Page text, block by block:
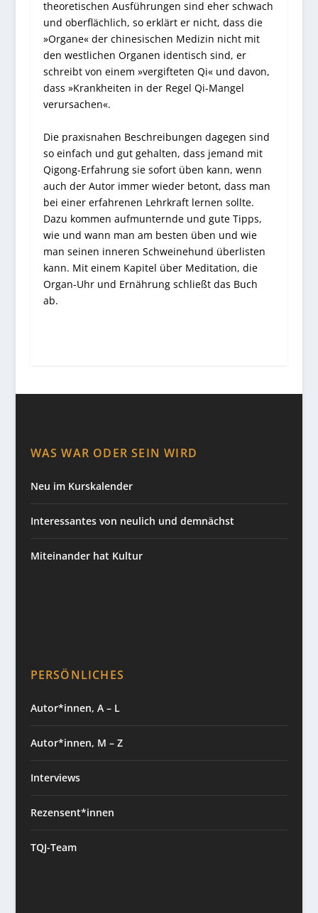
theoretischen Ausführungen sind eher schwach
und oberflächlich, so erklärt er nicht, dass die
»Organe« der chinesischen Medizin nicht mit
den westlichen Organen identisch sind, er
schreibt von einem »vergifteten Qi« und davon,
dass »Krankheiten in der Regel Qi-Mangel
verursachen«.
Die praxisnahen Beschreibungen dagegen sind
so einfach und gut gehalten, dass jemand mit
Qigong-Erfahrung sie sofort üben kann, wenn
auch der Autor immer wieder betont, dass man
bei einer erfahrenen Lehrkraft lernen sollte.
Dazu kommen aufmunternde und gute Tipps,
wie und wann man am besten üben und wie
man seinen inneren Schweinehund überlisten
kann. Mit einem Kapitel über Meditation, die
Organ-Uhr und Ernährung schließt das Buch
ab.
WAS WAR ODER SEIN WIRD
Neu im Kurskalender
Interessantes von neulich und demnächst
Miteinander hat Kultur
PERSÖNLICHES
Autor*innen, A – L
Autor*innen, M – Z
Interviews
Rezensent*innen
TQJ-Team